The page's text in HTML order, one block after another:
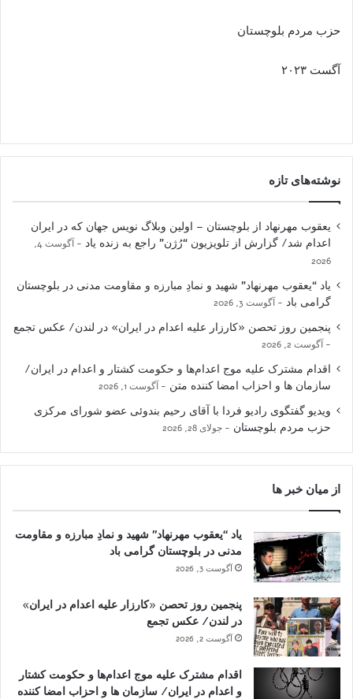
حزب مردم بلوچستان
آگست ۲۰۲۳
نوشته‌های تازه
یعقوب مهرنهاد از بلوچستان – اولین وبلاگ نویس جهان که در ایران
اعدام شد/ گزارش از تلویزیون “رُژن” راجع به زنده یاد
آگوست 4,
2026
یاد “یعقوب مهرنهاد” شهید و نمادِ مبارزه و مقاومت مدنی در بلوچستان
گرامی باد
آگوست 3, 2026
پنجمین روز تحصن «کارزار علیه اعدام در ایران» در لندن/ عکس تجمع
آگوست 2, 2026
اقدام مشترک علیه موج اعدام‌ها و حکومت کشتار و اعدام در ایران/
سازمان ها و احزاب امضا کننده متن
آگوست 1, 2026
ویدیو گفتگوی رادیو فردا با آقای رحیم بندوئی عضو شورای مرکزی
حزب مردم بلوچستان
جولای 28, 2026
از میان خبر ها
یاد “یعقوب مهرنهاد” شهید و نمادِ مبارزه و مقاومت
مدنی در بلوچستان گرامی باد
آگوست 3, 2026
پنجمین روز تحصن «کارزار علیه اعدام در ایران»
در لندن/ عکس تجمع
آگوست 2, 2026
اقدام مشترک علیه موج اعدام‌ها و حکومت کشتار
و اعدام در ایران/ سازمان ها و احزاب امضا کننده